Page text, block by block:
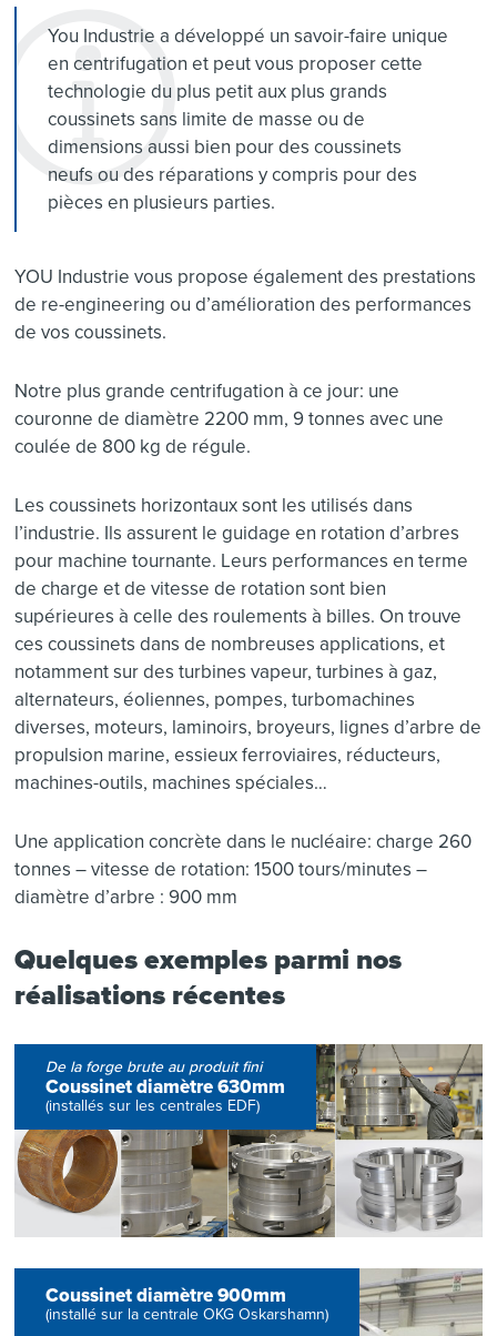
You Industrie a développé un savoir-faire unique
en centrifugation et peut vous proposer cette
technologie du plus petit aux plus grands
coussinets sans limite de masse ou de
dimensions aussi bien pour des coussinets
neufs ou des réparations y compris pour des
pièces en plusieurs parties.
YOU Industrie vous propose également des prestations
de re-engineering ou d’amélioration des performances
de vos coussinets.
Notre plus grande centrifugation à ce jour: une
couronne de diamètre 2200 mm, 9 tonnes avec une
coulée de 800 kg de régule.
Les coussinets horizontaux sont les utilisés dans
l’industrie. Ils assurent le guidage en rotation d’arbres
pour machine tournante. Leurs performances en terme
de charge et de vitesse de rotation sont bien
supérieures à celle des roulements à billes. On trouve
ces coussinets dans de nombreuses applications, et
notamment sur des turbines vapeur, turbines à gaz,
alternateurs, éoliennes, pompes, turbomachines
diverses, moteurs, laminoirs, broyeurs, lignes d’arbre de
propulsion marine, essieux ferroviaires, réducteurs,
machines-outils, machines spéciales…
Une application concrète dans le nucléaire: charge 260
tonnes – vitesse de rotation: 1500 tours/minutes –
diamètre d’arbre : 900 mm
Quelques exemples parmi nos
réalisations récentes
De la forge brute au produit fini
Coussinet diamètre 630mm
(installés sur les centrales EDF)
Coussinet diamètre 900mm
(installé sur la centrale OKG Oskarshamn)